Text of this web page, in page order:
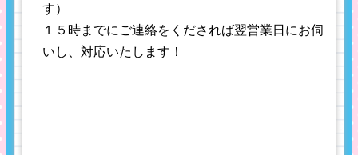
す）
１５時までにご連絡をくだされば翌営業日にお伺
いし、対応いたします！